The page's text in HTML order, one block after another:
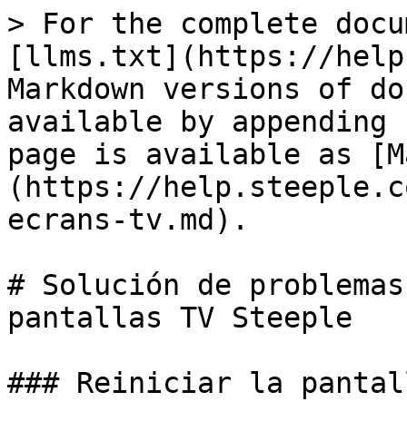
> For the complete
[llms.txt](https://
Markdown versions of
available by
page is available as
(https://
ecrans-tv.md).
# Solución de
pantallas TV Steeple
### Reiniciar la